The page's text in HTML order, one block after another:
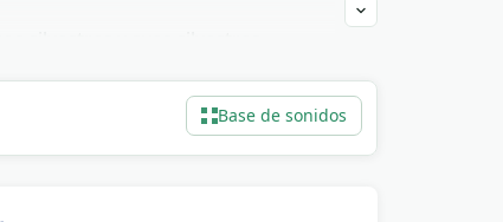
cortos como cue de bioma de
Base de sonidos